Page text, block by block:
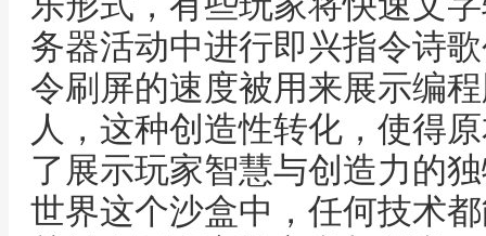
务器活动中进行即兴指令诗
令刷屏的速度被用来展示编
人，这种创造性转化，使得
了展示玩家智慧与创造力的
世界这个沙盒中，任何技术